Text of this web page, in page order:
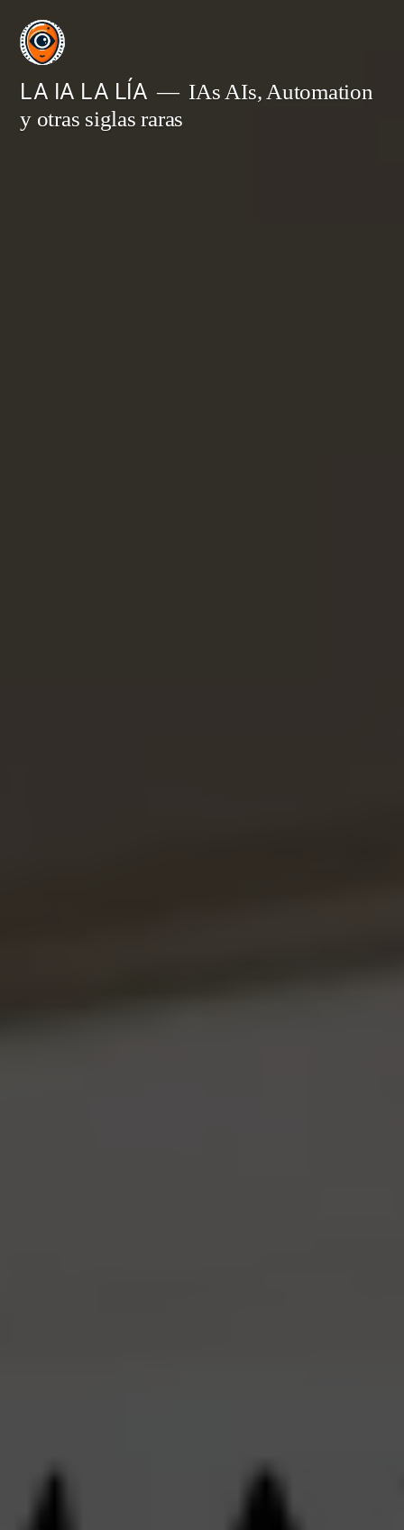
Saltar
contenido
LA IA LA LÍA
IAs AIs, Automation
y otras siglas raras